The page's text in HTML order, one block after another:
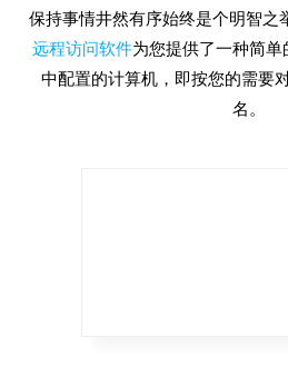
保持事情井然有序始终是个明智之
远程访问软件为您提供了一种简
中配置的计算机，即按您的需要
名。